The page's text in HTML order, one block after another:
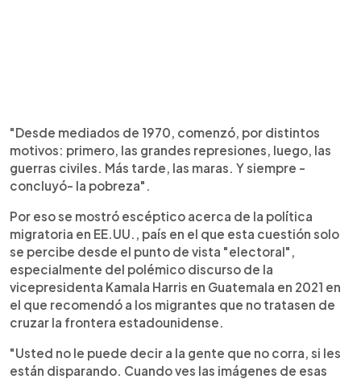
"Desde mediados de 1970, comenzó, por distintos
motivos: primero, las grandes represiones, luego, las
guerras civiles. Más tarde, las maras. Y siempre -
concluyó- la pobreza".
Por eso se mostró escéptico acerca de la política
migratoria en EE.UU., país en el que esta cuestión solo
se percibe desde el punto de vista "electoral",
especialmente del polémico discurso de la
vicepresidenta Kamala Harris en Guatemala en 2021 en
el que recomendó a los migrantes que no tratasen de
cruzar la frontera estadounidense.
"Usted no le puede decir a la gente que no corra, si les
están disparando. Cuando ves las imágenes de esas